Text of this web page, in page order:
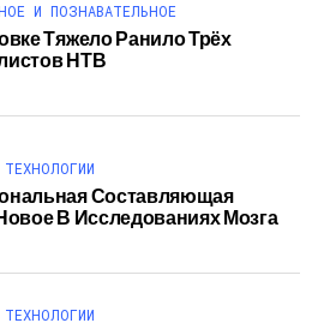
И ПОЗНАВАТЕЛЬНОЕ
Тяжело Ранило Трёх
НТВ
Составляющая
В Исследованиях Мозга